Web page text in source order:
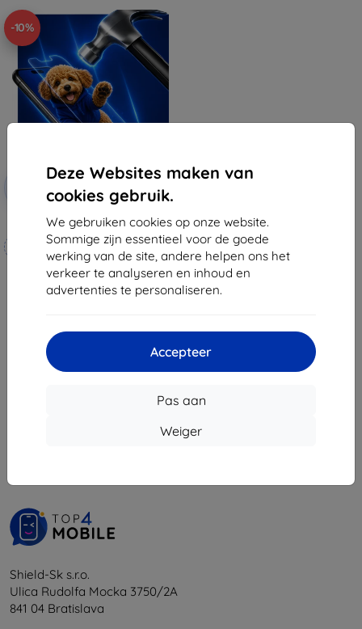
Deze Websites maken van
cookies gebruik.
We gebruiken cookies op onze website.
Sommige zijn essentieel voor de goede
werking van de site, andere helpen ons het
verkeer te analyseren en inhoud en
advertenties te personaliseren.
Accepteer
Pas aan
Weiger
-10%
Korting
coupon
EXTRA10
3mk Hammer beschermfolie
Op maat gemaakt
€ 20,90
€ 18,80
Shield-Sk s.r.o.
Ulica Rudolfa Mocka 3750/2A
841 04 Bratislava